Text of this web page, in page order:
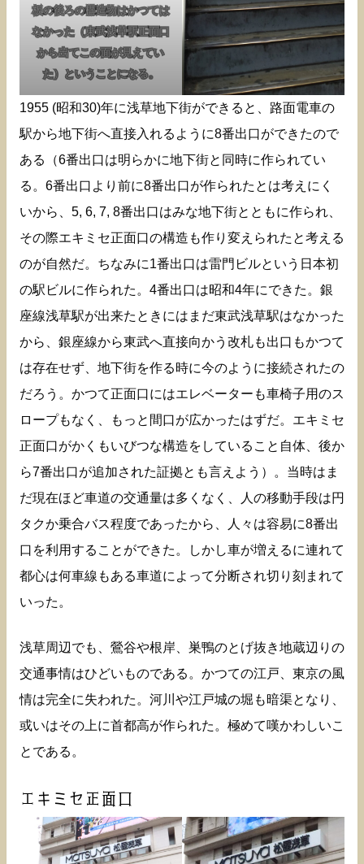
板の後ろの構造物はかつては
なかった（東武浅草駅正面口
から出てこの面が見えてい
た）ということになる。
1955 (昭和30)年に浅草地下街ができると、路面電車の
駅から地下街へ直接入れるように8番出口ができたので
ある（6番出口は明らかに地下街と同時に作られてい
る。6番出口より前に8番出口が作られたとは考えにく
いから、5, 6, 7, 8番出口はみな地下街とともに作られ、
その際エキミセ正面口の構造も作り変えられたと考える
のが自然だ。ちなみに1番出口は雷門ビルという日本初
の駅ビルに作られた。4番出口は昭和4年にできた。銀
座線浅草駅が出来たときにはまだ東武浅草駅はなかった
から、銀座線から東武へ直接向かう改札も出口もかつて
は存在せず、地下街を作る時に今のように接続されたの
だろう。かつて正面口にはエレベーターも車椅子用のス
ロープもなく、もっと間口が広かったはずだ。エキミセ
正面口がかくもいびつな構造をしていること自体、後か
ら7番出口が追加された証拠とも言えよう）。当時はま
だ現在ほど車道の交通量は多くなく、人の移動手段は円
タクか乗合バス程度であったから、人々は容易に8番出
口を利用することができた。しかし車が増えるに連れて
都心は何車線もある車道によって分断され切り刻まれて
いった。
浅草周辺でも、鶯谷や根岸、巣鴨のとげ抜き地蔵辺りの
交通事情はひどいものである。かつての江戸、東京の風
情は完全に失われた。河川や江戸城の堀も暗渠となり、
或いはその上に首都高が作られた。極めて嘆かわしいこ
とである。
エキミセ正面口